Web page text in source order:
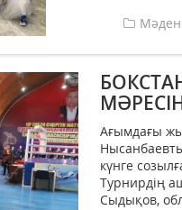
Ағымдағы
күнге
Турнирдің
Сыдықов,